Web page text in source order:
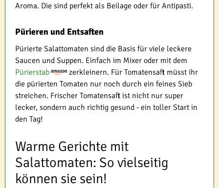
Aroma. Die sind perfekt als Beilage oder für Antipasti.
Pürieren und Entsaften
Pürierte Salattomaten sind die Basis für viele leckere
Saucen und Suppen. Einfach im Mixer oder mit dem
Pürierstab
zerkleinern. Für Tomatensaft müsst ihr
die pürierten Tomaten nur noch durch ein feines Sieb
streichen. Frischer Tomatensaft ist nicht nur super
lecker, sondern auch richtig gesund - ein toller Start in
den Tag!
Warme Gerichte mit
Salattomaten: So vielseitig
können sie sein!